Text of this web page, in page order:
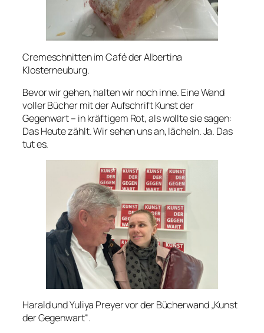
Cremeschnitten im Café der Albertina
Klosterneuburg.
Bevor wir gehen, halten wir noch inne. Eine Wand
voller Bücher mit der AufschriftKunst der
Gegenwart– in kräftigem Rot, als wollte sie sagen:
Das Heute zählt. Wir sehen uns an, lächeln. Ja. Das
tut es.
Harald und Yuliya Preyer vor der Bücherwand „Kunst
der Gegenwart“.